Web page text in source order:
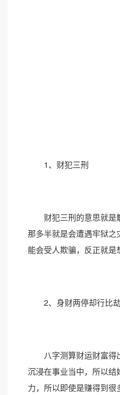
1、财犯三刑
财犯三刑的意思就是触
那多半就是会遭遇牢狱
能会受人欺骗，反正就是
2、身财两停却行比
八字测算财运财富得出
沉浸在事业当中，所以
力，所以即使是赚得到很